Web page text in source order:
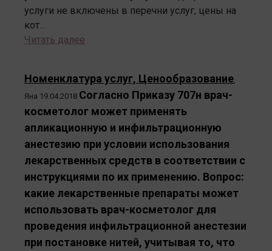
услуги не включены в перечни услуг, цены на
кот...
Читать далее
Номенклатура услуг, Ценообразование
Яна 19.04.2018 Согласно Приказу 707н врач-
косметолог может применять
апликационную и инфильтрационную
анестезию при условии использования
лекарственных средств в соответствии с
инструкциями по их применению. Вопрос:
какие лекарственные препараты может
использовать врач-косметолог для
проведения инфильтрационной анестезии
при постановке нитей, учитывая то, что